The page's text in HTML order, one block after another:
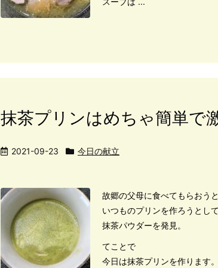
抹茶プリンはめちゃ簡単で
2021-09-23 今日の献立
故郷の父母に食べてもらおう
いつものプリンを作ろうとし
抹茶パウダーを発見。
てことで
今日は抹茶プリンを作ります